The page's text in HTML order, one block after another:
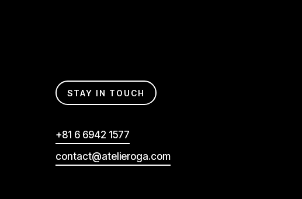
STAY IN TOUCH
+81 6 6942 1577
contact@atelieroga.com